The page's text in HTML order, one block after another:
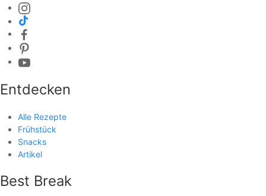
Entdecken
Alle Rezepte
Frühstück
Snacks
Artikel
Best Break